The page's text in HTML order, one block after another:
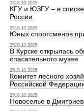
2518.10.2025
КГУ и ЮЗГУ – в списке
России
2518.10.2025
Юных спортсменов
2518.10.2025
В Курске открылась
спасательного музея
2518.10.2025
Комитет лесного
Российской
2518.10.2025
Новоселье в